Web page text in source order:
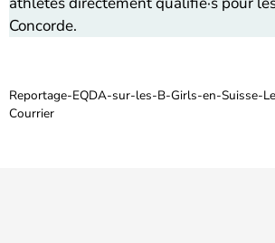
Concorde.
Reportage-EQDA-sur-les-B-Girls-en-Suisse-
Courrier